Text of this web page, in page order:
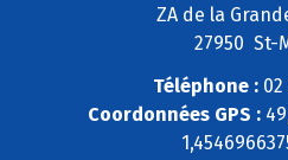
ZA de la
27950 St-
Téléphone :02
Coordonnées GPS :